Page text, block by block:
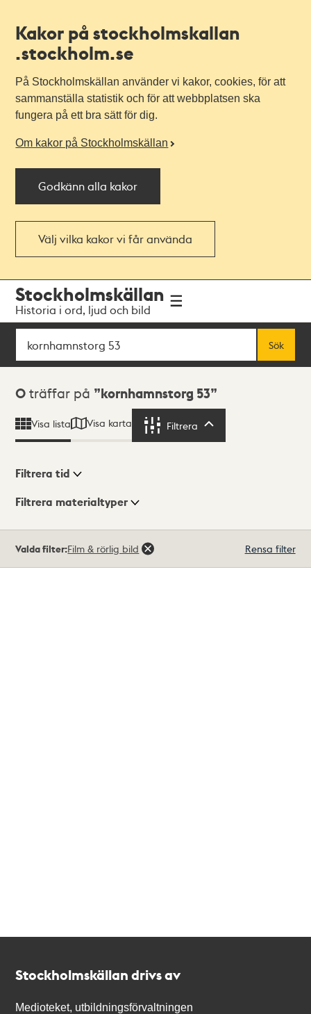
Kakor på stockholmskallan
.stockholm.se
På Stockholmskällan använder vi kakor, cookies, för att
sammanställa statistik och för att webbplatsen ska
fungera på ett bra sätt för dig.
Om kakor på Stockholmskällan
Godkänn alla kakor
Välj vilka kakor vi får använda
navigationen
huvudinnehållet
Stockholmskällan
Historia i ord, ljud och bild
Sök
Sök
Sökresultat
0 träffar på kornhamnstorg 53
Visa lista Visa karta Filtrera
Visningsläge
Filtrera tid
Filtrera materialtyper
träffar
Valda filter:Film & rörlig bild Rensa filter
Stockholmskällan drivs av
Medioteket, utbildningsförvaltningen